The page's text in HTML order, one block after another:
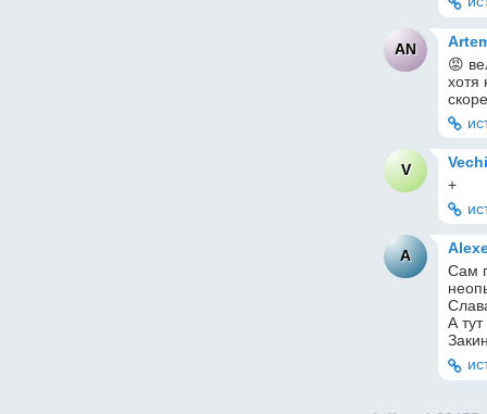
AN
😡
хотя
V
+
A
Сам
А